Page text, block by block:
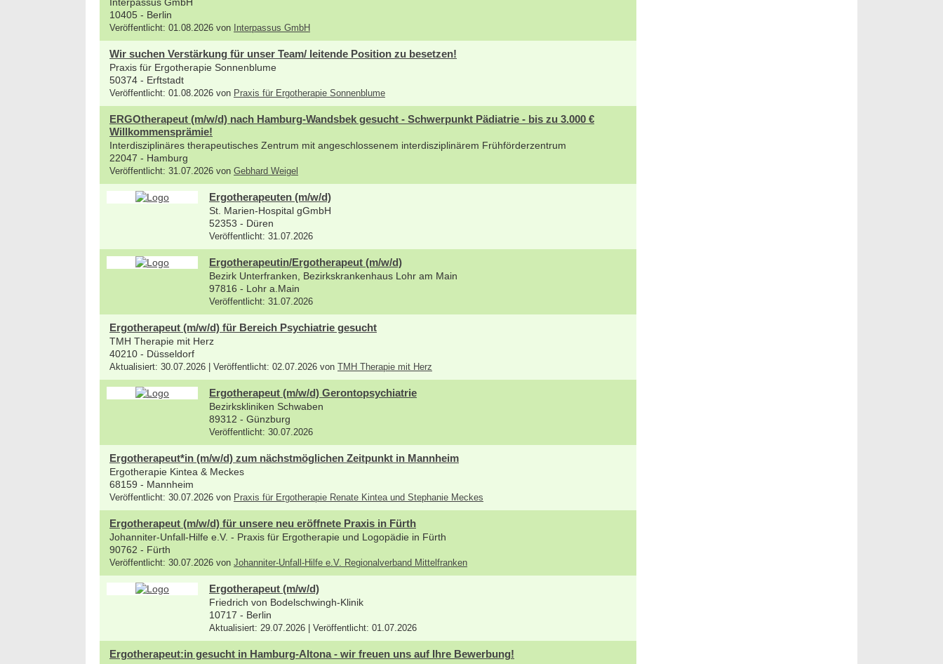
10405 - Berlin
Veröffentlicht: 01.08.2026 von Interpassus GmbH
Wir suchen Verstärkung für unser Team/ leitende Position zu besetzen!
Praxis für Ergotherapie Sonnenblume
50374 - Erftstadt
Veröffentlicht: 01.08.2026 von Praxis für Ergotherapie Sonnenblume
ERGOtherapeut (m/w/d) nach Hamburg-Wandsbek gesucht - Schwerpunkt Pädiatrie - bis zu 3.000 €
Willkommensprämie!
Interdisziplinäres therapeutisches Zentrum mit angeschlossenem interdisziplinärem Frühförderzentrum
22047 - Hamburg
Veröffentlicht: 31.07.2026 von Gebhard Weigel
Ergotherapeuten (m/w/d)
St. Marien-Hospital gGmbH
52353 - Düren
Veröffentlicht: 31.07.2026
Ergotherapeutin/Ergotherapeut (m/w/d)
Bezirk Unterfranken, Bezirkskrankenhaus Lohr am Main
97816 - Lohr a.Main
Veröffentlicht: 31.07.2026
Ergotherapeut (m/w/d) für Bereich Psychiatrie gesucht
TMH Therapie mit Herz
40210 - Düsseldorf
Aktualisiert: 30.07.2026 | Veröffentlicht: 02.07.2026 von TMH Therapie mit Herz
Ergotherapeut (m/w/d) Gerontopsychiatrie
Bezirkskliniken Schwaben
89312 - Günzburg
Veröffentlicht: 30.07.2026
Ergotherapeut*in (m/w/d) zum nächstmöglichen Zeitpunkt in Mannheim
Ergotherapie Kintea & Meckes
68159 - Mannheim
Veröffentlicht: 30.07.2026 von Praxis für Ergotherapie Renate Kintea und Stephanie Meckes
Ergotherapeut (m/w/d) für unsere neu eröffnete Praxis in Fürth
Johanniter-Unfall-Hilfe e.V. - Praxis für Ergotherapie und Logopädie in Fürth
90762 - Fürth
Veröffentlicht: 30.07.2026 von Johanniter-Unfall-Hilfe e.V. Regionalverband Mittelfranken
Ergotherapeut (m/w/d)
Friedrich von Bodelschwingh-Klinik
10717 - Berlin
Aktualisiert: 29.07.2026 | Veröffentlicht: 01.07.2026
Ergotherapeut:in gesucht in Hamburg-Altona - wir freuen uns auf Ihre Bewerbung!